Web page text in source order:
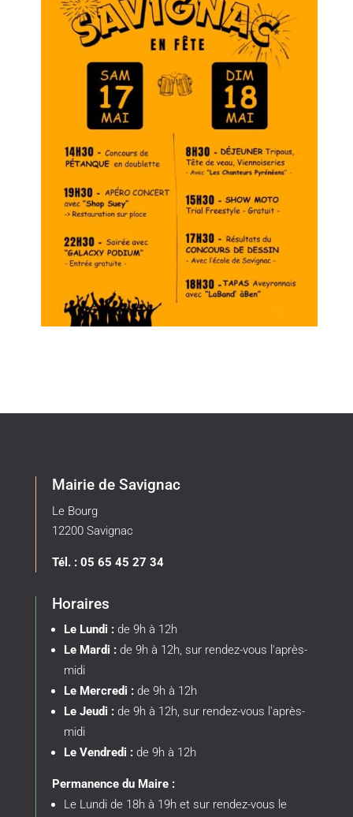
Mairie de Savignac
Le Bourg
12200 Savignac
Tél. : 05 65 45 27 34
Horaires
Le Lundi :de 9h à 12h
Le Mardi :de 9h à 12h, sur rendez-vous l'après-
midi
Le Mercredi :de 9h à 12h
Le Jeudi :de 9h à 12h, sur rendez-vous l'après-
midi
Le Vendredi :de 9h à 12h
Permanence du Maire :
Le Lundi de 18h à 19h et sur rendez-vous le